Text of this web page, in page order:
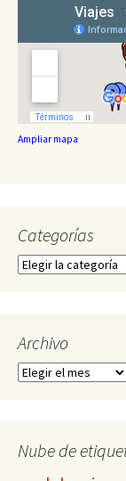
Ampliar mapa
Categorías
Categorías
Archivo
Archivo
Nube de